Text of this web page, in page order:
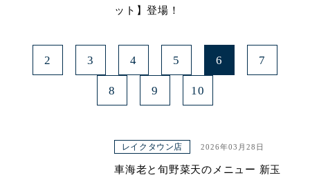
ット】登場！
2 3 4 5 6 7
8 9 10
レイクタウン店 2026年03月28日
車海老と旬野菜天のメニュー 新玉